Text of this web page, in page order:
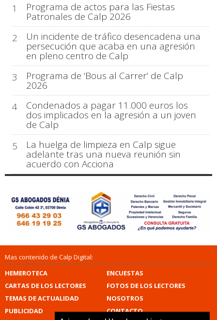
1 Programa de actos para las Fiestas
Patronales de Calp 2026
2
Un incidente de tráfico desencadena una
persecución que acaba en una agresión
en pleno centro de Calp
3
Programa de ‘Bous al Carrer’ de Calp
2026
4
Condenados a pagar 11.000 euros los
dos implicados en la agresión a un joven
de Calp
5
La huelga de limpieza en Calp sigue
adelante tras una nueva reunión sin
acuerdo con Acciona
Mas contenido de Calp Digital:
HEMEROTECA
ENCUESTAS
CARTAS DE LOS LECTORES
FOTOS DE LOS LECTORES
TEMAS DE ACTUALIDAD
NOSOTROS
PUBLICIDAD
CONTACTO